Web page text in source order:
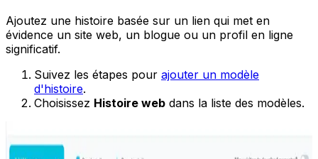
Ajoutez une histoire basée sur un lien qui met en
évidence un site web, un blogue ou un profil en ligne
significatif.
Suivez les étapes pour ajouter un modèle
d'histoire.
Choisissez Histoire web dans la liste des modèles.